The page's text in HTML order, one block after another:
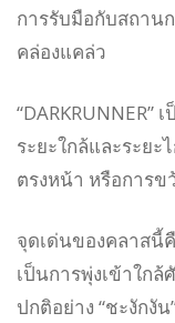
การรับมือกับสถาน
คล่องแคล่ว
ระยะใกล้และระย
ตรงหน้า หรือการข
จุดเด่นของคลาสนี้
เป็นการพุ่งเข้าใกล้
ปกติอย่าง “ชะงักงั